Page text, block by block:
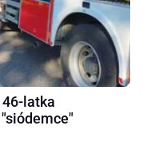
latka